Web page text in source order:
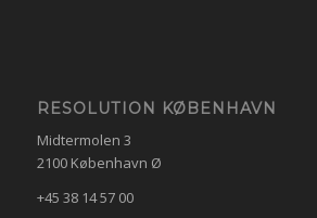
RESOLUTION KØBENHAVN
Midtermolen 3
2100 København Ø
+45 38 14 57 00